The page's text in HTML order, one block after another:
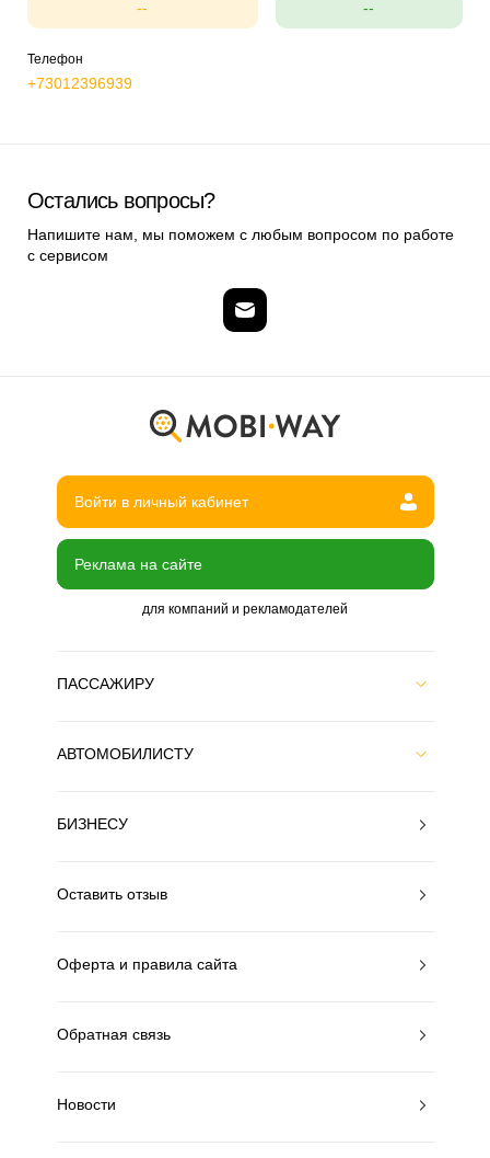
-- --
Телефон
+73012396939
Остались вопросы?
Напишите нам, мы поможем с любым вопросом по работе
с сервисом
Войти в личный кабинет
Реклама на сайте
для компаний и рекламодателей
ПАССАЖИРУ
АВТОМОБИЛИСТУ
БИЗНЕСУ
Оставить отзыв
Оферта и правила сайта
Обратная связь
Новости